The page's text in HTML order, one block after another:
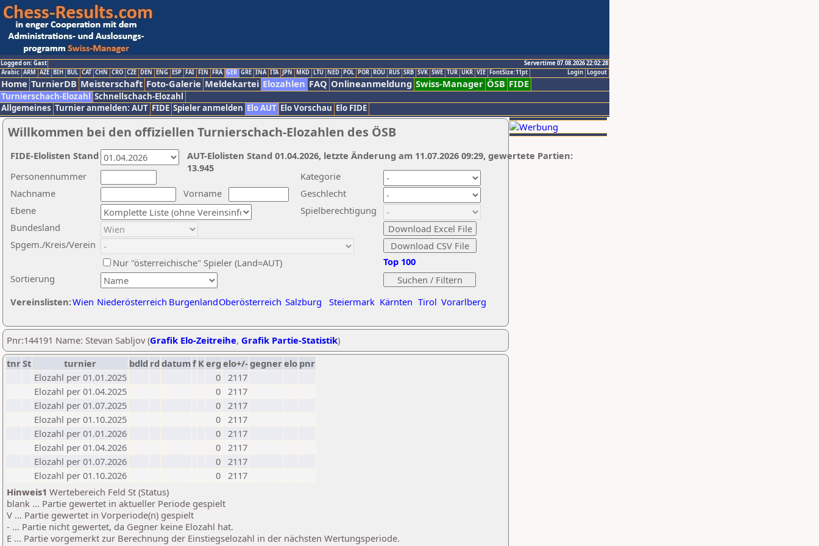
Logged on: Gast
Servertime 07.08.2026 22:02:28
Logout
Login
Arabic ARM AZE BIH BUL CAT CHN CRO CZE DEN ENG ESP FAI FIN FRA GER GRE INA ITA JPN MKD LTU NED POL POR ROU RUS SRB SVK SWE TUR UKR VIE FontSize:11pt
Home TurnierDB Meisterschaft Foto-Galerie Meldekartei Elozahlen FAQ Onlineanmeldung Swiss-Manager ÖSB FIDE
Turnierschach-Elozahl Schnellschach-Elozahl
Allgemeines Turnier anmelden: AUT FIDE Spieler anmelden Elo AUT Elo Vorschau Elo FIDE
Willkommen bei den offiziellen Turnierschach-Elozahlen des ÖSB
Nachname
Vorname
Ebene
Kategorie
Sortierung
Personennummer
Bundesland
Spgem./Kreis/Verein
Geschlecht
Nur "österreichische" Spieler (Land=AUT)
Spielberechtigung
Vereinslisten:Wien Niederösterreich BurgenlandOberösterreich Salzburg Steiermark Kärnten Tirol Vorarlberg
Top 100
AUT-Elolisten Stand 01.04.2026, letzte Änderung am 11.07.2026 09:29, gewertete Partien:
13.945
FIDE-Elolisten Stand
Pnr:144191 Name: Stevan Sabljov (Grafik Elo-Zeitreihe, Grafik Partie-Statistik)
tnrSt turnier bdld rd datumf Kerg elo+/-gegnerelo pnr
Elozahl per 01.01.2025
0 2117
Elozahl per 01.04.2025
0 2117
Elozahl per 01.07.2025
0 2117
Elozahl per 01.10.2025
0 2117
Elozahl per 01.01.2026
0 2117
Elozahl per 01.04.2026
0 2117
Elozahl per 01.07.2026
0 2117
Elozahl per 01.10.2026
0 2117
Hinweis1 Wertebereich Feld St (Status)
blank ... Partie gewertet in aktueller Periode gespielt
V ... Partie gewertet in Vorperiode(n) gespielt
- ... Partie nicht gewertet, da Gegner keine Elozahl hat.
E ... Partie vorgemerkt zur Berechnung der Einstiegselozahl in der nächsten Wertungsperiode.